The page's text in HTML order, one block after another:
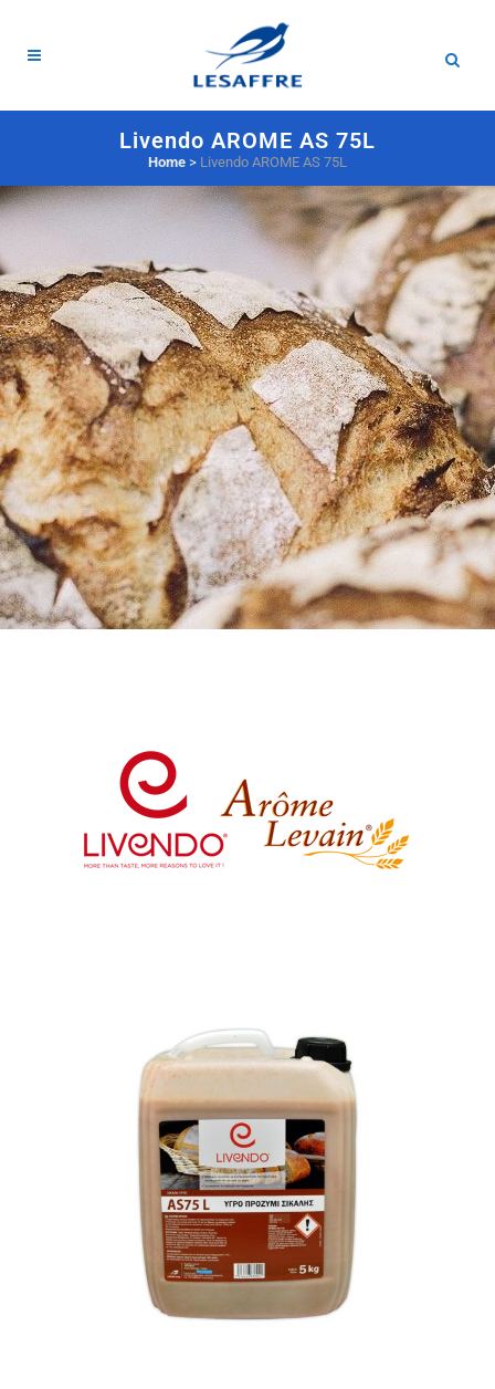
Livendo AROME AS 75L
Home > Livendo AROME AS 75L